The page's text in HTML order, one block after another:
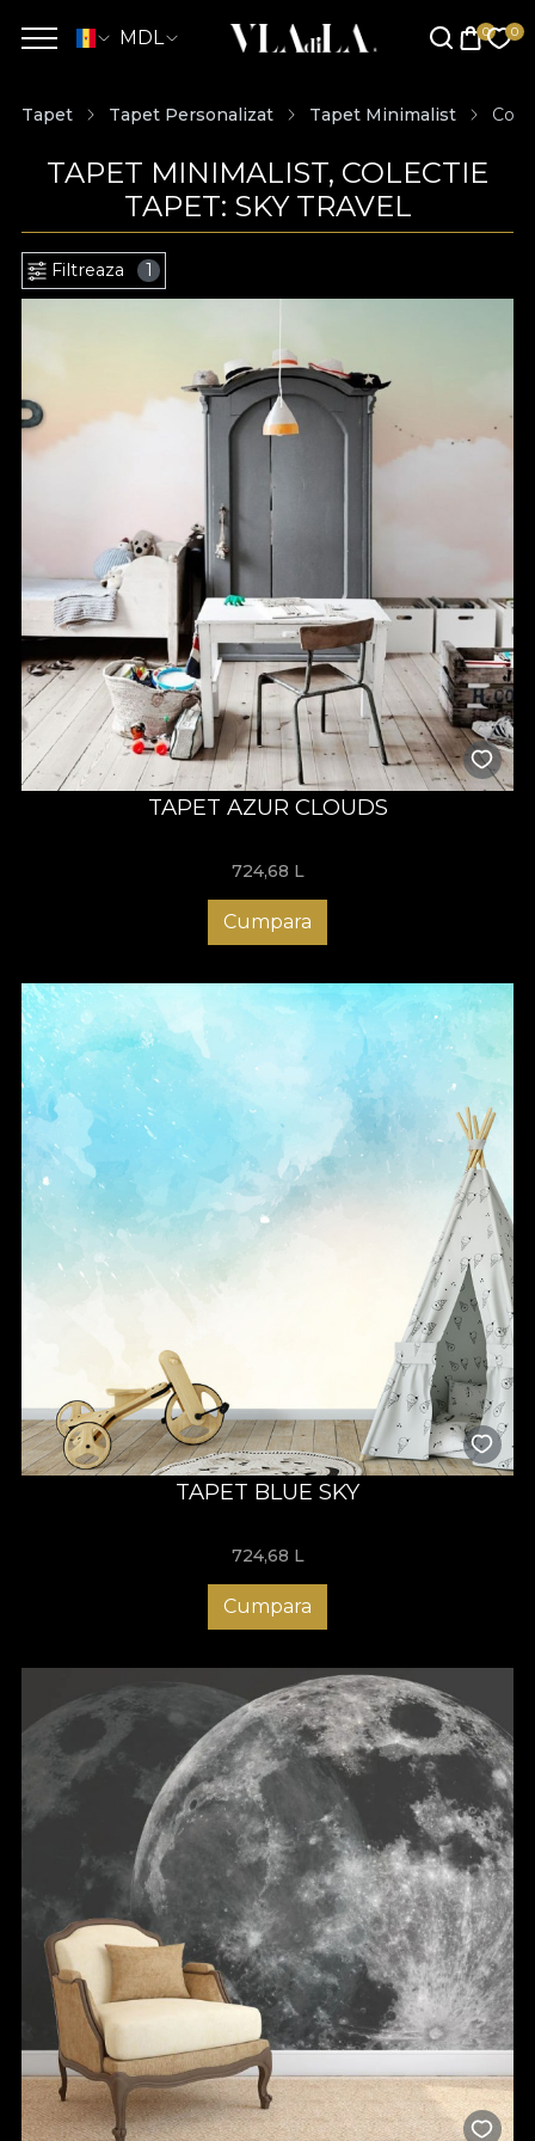
MDL
Tapet Tapet Personalizat Tapet Minimalist
TAPET MINIMALIST, COLECTIE
TAPET: SKY TRAVEL
Filtreaza 1
TAPET AZUR CLOUDS
724,68 L
Cumpara
TAPET BLUE SKY
724,68 L
Cumpara